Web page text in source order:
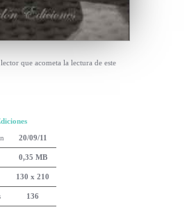
que acometa la lectura de este
20/09/11
0,35 MB
130 x 210
136